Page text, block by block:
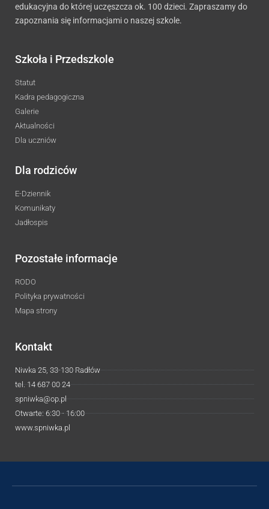
edukacyjna do której uczęszcza ok. 100 dzieci. Zapraszamy do
zapoznania się informacjami o naszej szkole.
Szkoła i Przedszkole
Statut
Kadra pedagogiczna
Galerie
Aktualności
Dla uczniów
Dla rodziców
E-Dziennik
Komunikaty
Jadłospis
Pozostałe informacje
RODO
Polityka prywatności
Mapa strony
Kontakt
Niwka 25, 33-130 Radłów
tel. 14 687 00 24
spniwka@op.pl
Otwarte: 6:30 - 16:00
www.spniwka.pl